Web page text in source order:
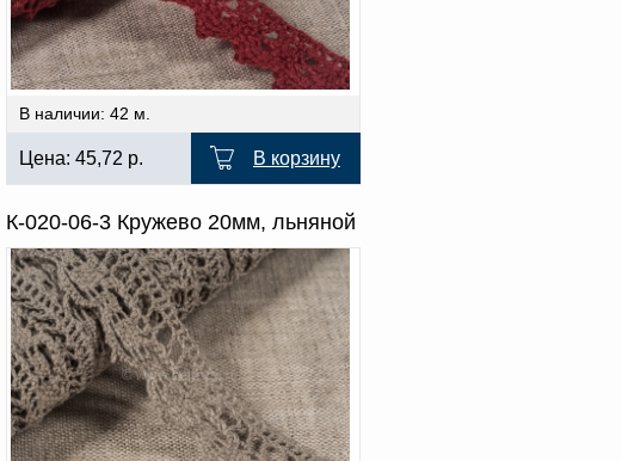
В наличии: 42 м.
Цена: 45,72 р. В корзину
К-020-06-3 Кружево 20мм, льняной